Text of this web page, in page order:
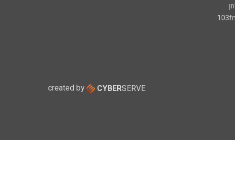
created by CYBERSERVE